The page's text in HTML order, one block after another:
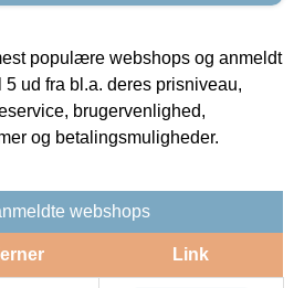
populære webshops og anmeldt
ud fra bl.a. deres prisniveau,
brugervenlighed,
og betalingsmuligheder.
webshops
Link